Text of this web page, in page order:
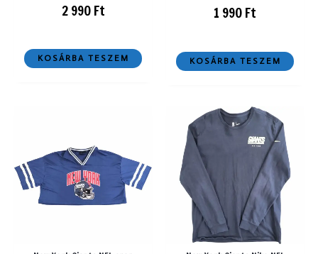
2 990Ft
KOSÁRBA TESZEM
1 990Ft
KOSÁRBA TESZEM